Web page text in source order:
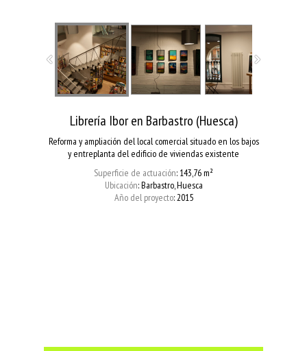
Librería Ibor en Barbastro (Huesca)
Reforma y ampliación del local comercial situado en los bajos
y entreplanta del edificio de viviendas existente
Superficie de actuación: 143,76 m²
Ubicación: Barbastro, Huesca
Año del proyecto: 2015